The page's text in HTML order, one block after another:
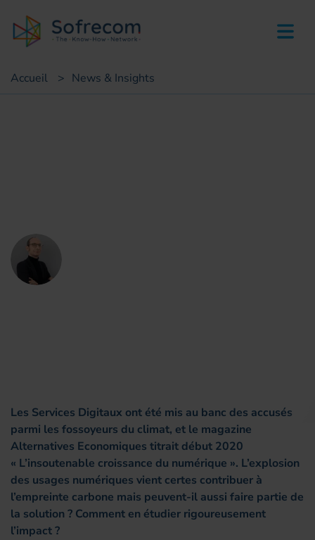
Accueil > News & Insights
Les Services Digitaux ont été mis au banc des accusés
parmi les fossoyeurs du climat, et le magazine
Alternatives Economiques titrait début 2020
« L’insoutenable croissance du numérique ». L’explosion
des usages numériques vient certes contribuer à
l’empreinte carbone mais peuvent-il aussi faire partie de
la solution ? Comment en étudier rigoureusement
l’impact ?